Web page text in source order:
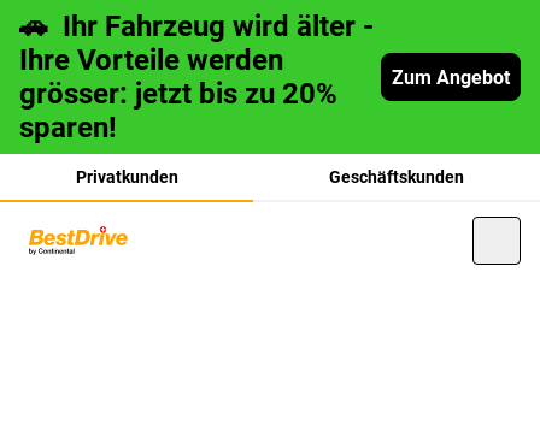
🚗 Ihr Fahrzeug wird älter -
Ihre Vorteile werden
grösser: jetzt bis zu 20%
sparen!
Zum Angebot
Privatkunden Geschäftskunden